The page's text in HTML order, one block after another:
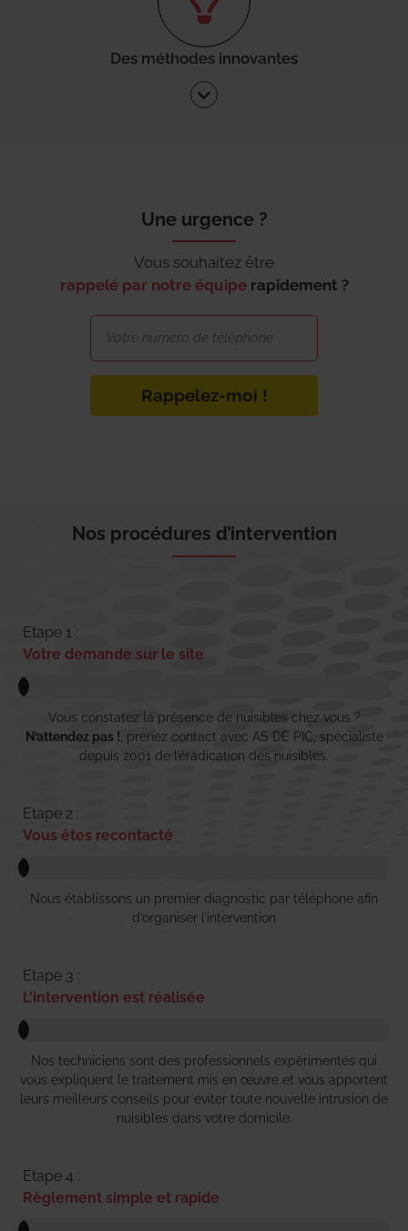
Des méthodes innovantes
Une urgence ?
Vous souhaitez être
rappelé par notre équipe rapidement ?
Rappelez-moi !
Nos procédures d’intervention
Etape 1 :
Votre demande sur le site
Vous constatez la présence de nuisibles chez vous ?
N’attendez pas ! , prenez contact avec AS DE PIC, spécialiste
depuis 2001 de l’éradication des nuisibles.
Etape 2 :
Vous êtes recontacté
Nous établissons un premier diagnostic par téléphone afin
d’organiser l’intervention
Etape 3 :
L'intervention est réalisée
Nos techniciens sont des professionnels expérimentés qui
vous expliquent le traitement mis en œuvre et vous apportent
leurs meilleurs conseils pour éviter toute nouvelle intrusion de
nuisibles dans votre domicile.
Etape 4 :
Règlement simple et rapide